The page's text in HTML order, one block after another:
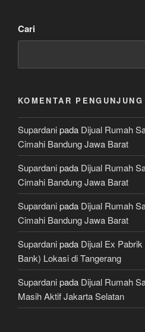
Cari
KOMENTAR PENGUNJUNG
Supardanipada Dijual Rumah
Cimahi Bandung Jawa Barat
Supardanipada Dijual Rumah
Cimahi Bandung Jawa Barat
Supardanipada Dijual Rumah
Cimahi Bandung Jawa Barat
Supardanipada Dijual Ex
Bank) Lokasi di Tangerang
Supardanipada Dijual Rumah
Masih Aktif Jakarta Selatan